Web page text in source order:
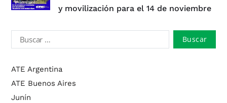
y movilización para el 14 de noviembre
ATE Argentina
ATE Buenos Aires
Junín